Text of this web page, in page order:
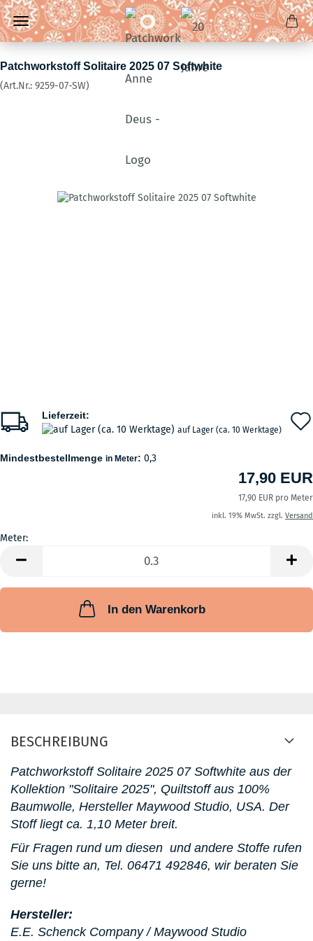
Patchworkstoff Solitaire 2025 07 Softwhite
(Art.Nr.: 9259-07-SW)
Lieferzeit:
auf Lager (ca. 10 Werktage)
Mindestbestellmenge in Meter: 0,3
17,90 EUR
17,90 EUR pro Meter
inkl. 19% MwSt. zzgl. Versand
Meter:
In den Warenkorb
BESCHREIBUNG
PatchworkstoffSolitaire 2025 07 Softwhite aus der
Kollektion "Solitaire 2025", Quiltstoff aus 100%
Baumwolle, Hersteller Maywood Studio, USA. Der
Stoff liegt ca. 1,10 Meter breit.
Für Fragen rund um diesen und andere Stoffe rufen
Sie uns bitte an, Tel. 06471 492846, wir beraten Sie
gerne!
Hersteller:
E.E. Schenck Company / Maywood Studio